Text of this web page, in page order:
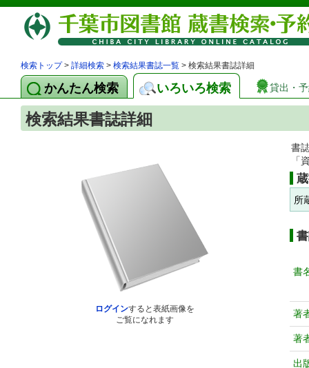
検索トップ> 詳細検索 > 検索結果書誌一覧 > 検索結果書誌詳細
かんたん検索 いろいろ検索 貸出・
検索結果書誌詳細
ログインすると表紙画像を
ご覧になれます
書
「
所
書
著
著
出